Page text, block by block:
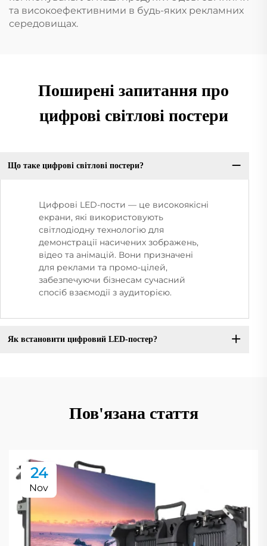
та високоефективними в будь-яких рекламних
середовищах.
Поширені запитання про
цифрові світлові постери
Що таке цифрові світлові постери?
Цифрові LED-пости — це високоякісні
екрани, які використовують
світлодіодну технологію для
демонстрації насичених зображень,
відео та анімацій. Вони призначені
для реклами та промо-цілей,
забезпечуючи бізнесам сучасний
спосіб взаємодії з аудиторією.
Як встановити цифровий LED-постер?
Пов'язана стаття
24
Nov